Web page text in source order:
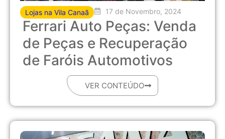
Lojas na Vila Canaã 17 de Novembro, 2024
Ferrari Auto Peças: Venda
de Peças e Recuperação
de Faróis Automotivos
VER CONTEÚDO